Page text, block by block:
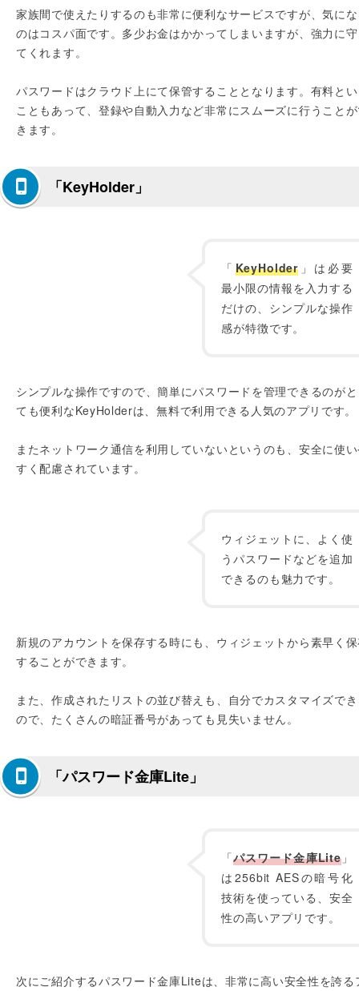
家族間で使えたりするのも非常に便利なサービスですが、気に
のはコスパ面です。多少お金はかかってしまいますが、強力に
てくれます。
パスワードはクラウド上にて保管することとなります。有料と
こともあって、登録や自動入力など非常にスムーズに行うこと
きます。
「KeyHolder」
「 KeyHolder 」は必要
最小限の情報を入力する
だけの、シンプルな操作
感が特徴です。
シンプルな操作ですので、簡単にパスワードを管理できるのが
ても便利なKeyHolderは、無料で利用できる人気のアプリです。
またネットワーク通信を利用していないというのも、安全に使
すく配慮されています。
ウィジェットに、よく使
うパスワードなどを追加
できるのも魅力です。
新規のアカウントを保存する時にも、ウィジェットから素早く
することができます。
また、作成されたリストの並び替えも、自分でカスタマイズで
ので、たくさんの暗証番号があっても見失いません。
「パスワード金庫Lite」
「パスワード金庫Lite」
は256bit AESの暗号化
技術を使っている、安全
性の高いアプリです。
次にご紹介するパスワード金庫Liteは、非常に高い安全性を誇る